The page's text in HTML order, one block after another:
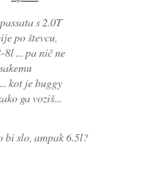
s 2.0T
po števcu,
... pa nič ne
kot je buggy
ga voziš...
bi slo, ampak 6.5l?